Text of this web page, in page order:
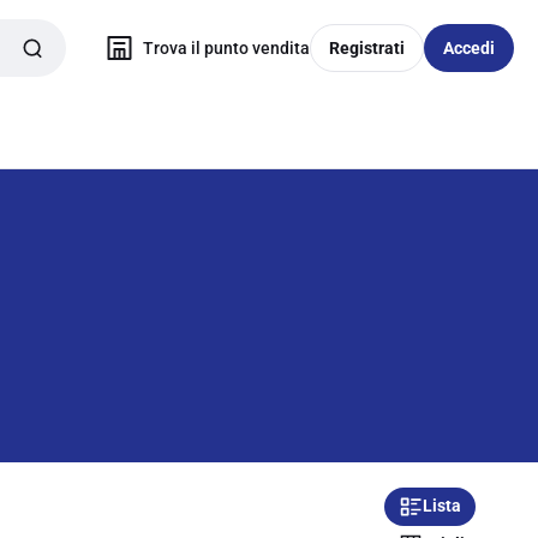
Trova il punto vendita Registrati Accedi
Lista